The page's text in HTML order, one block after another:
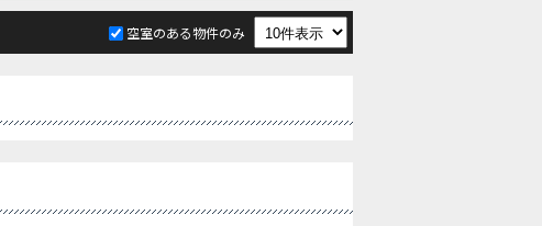
空室のある物件のみ